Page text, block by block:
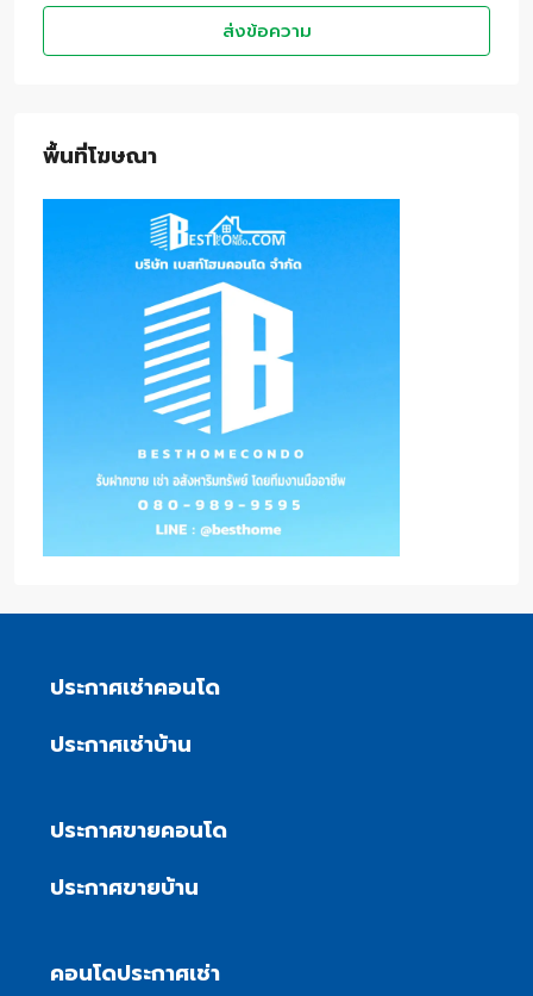
ส่งข้อความ
พื้นที่โฆษณา
ประกาศเช่าคอนโด
ประกาศเช่าบ้าน
ประกาศขายคอนโด
ประกาศขายบ้าน
คอนโดประกาศเช่า